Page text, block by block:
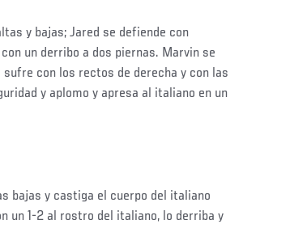
y bajas; Jared se defiende con
un derribo a dos piernas. Marvin se
con los rectos de derecha y con las
y aplomo y apresa al italiano en un
bajas y castiga el cuerpo del italiano
un 1-2 al rostro del italiano, lo derriba y